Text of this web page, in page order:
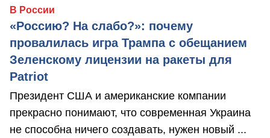
В России
«Россию? На слабо?»: почему
провалилась игра Трампа с обещанием
Зеленскому лицензии на ракеты для
Patriot
Президент США и американские компании
прекрасно понимают, что современная Украина
не способна ничего создавать, нужен новый ...